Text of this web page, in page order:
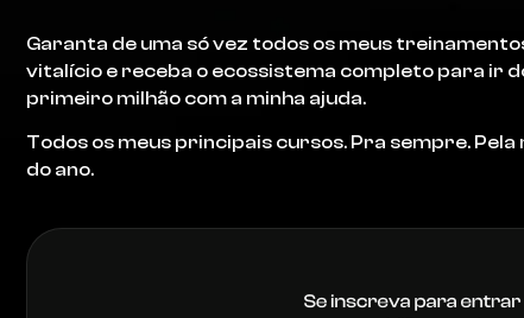
Garanta de uma só vez todos os meus
vitalício e receba o ecossistema completo para ir
primeiro milhão com a minha ajuda.
Todos os meus principais cursos. Pra sempre.
do ano.